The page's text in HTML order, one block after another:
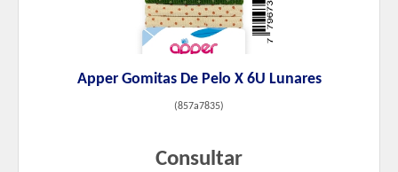
Apper Gomitas De Pelo X 6U Lunares
(857a7835)
Consultar